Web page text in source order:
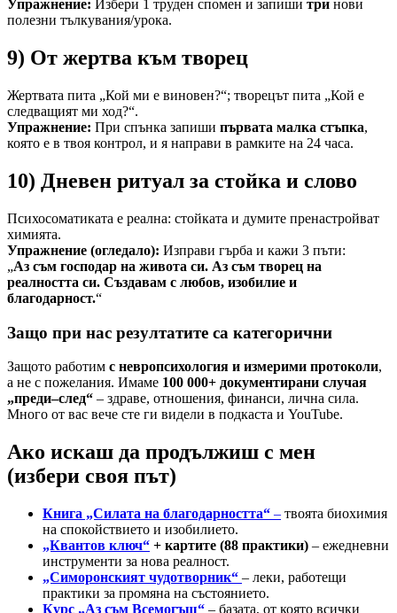
Упражнение: Избери 1 труден спомен и запиши три нови
полезни тълкувания/урока.
9) От жертва към творец
Жертвата пита „Кой ми е виновен?“; творецът пита „Кой е
следващият ми ход?“.
Упражнение: При спънка запиши първата малка стъпка,
която е в твоя контрол, и я направи в рамките на 24 часа.
10) Дневен ритуал за стойка и слово
Психосоматиката е реална: стойката и думите пренастройват
химията.
Упражнение (огледало): Изправи гърба и кажи 3 пъти:
„Аз съм господар на живота си. Аз съм творец на
реалността си. Създавам с любов, изобилие и
благодарност.“
Защо при нас резултатите са категорични
Защото работим с невропсихология и измерими протоколи,
а не с пожелания. Имаме 100 000+ документирани случая
„преди–след“ – здраве, отношения, финанси, лична сила.
Много от вас вече сте ги видели в подкаста и YouTube.
Ако искаш да продължиш с мен
(избери своя път)
Книга „Силата на благодарността“ – твоята биохимия
на спокойствието и изобилието.
„Квантов ключ“ + картите (88 практики) – ежедневни
инструменти за нова реалност.
„Симоронският чудотворник“ – леки, работещи
практики за промяна на състоянието.
Курс „Аз съм Всемогъщ“ – базата, от която всички